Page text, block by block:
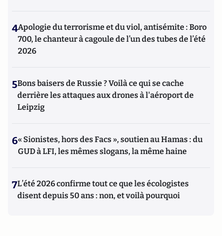
4Apologie du terrorisme et du viol, antisémite : Boro
700, le chanteur à cagoule de l’un des tubes de l’été
2026
5Bons baisers de Russie ? Voilà ce qui se cache
derrière les attaques aux drones à l'aéroport de
Leipzig
6« Sionistes, hors des Facs », soutien au Hamas : du
GUD à LFI, les mêmes slogans, la même haine
7L’été 2026 confirme tout ce que les écologistes
disent depuis 50 ans : non, et voilà pourquoi